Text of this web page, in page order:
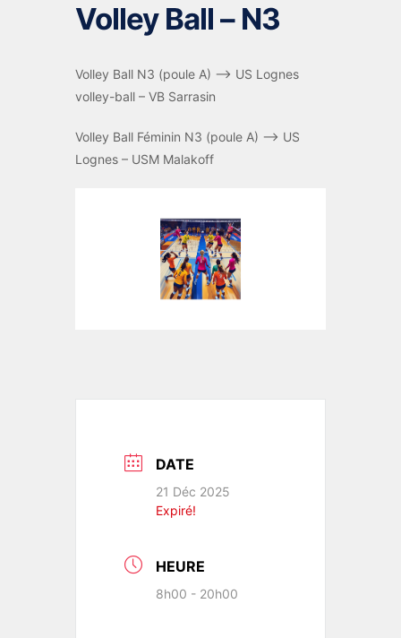
Volley Ball – N3
Volley Ball N3 (poule A) –> US Lognes
volley-ball – VB Sarrasin
Volley Ball Féminin N3 (poule A) –> US
Lognes – USM Malakoff
DATE
21 Déc 2025
Expiré!
HEURE
8h00 - 20h00